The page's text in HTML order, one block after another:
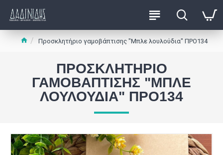
Προσκλητήριο γαμοβάπτισης "Μπλε λουλούδια" ΠΡΟ134
ΠΡΟΣΚΛΗΤΉΡΙΟ
ΓΑΜΟΒΆΠΤΙΣΗΣ "ΜΠΛΕ
ΛΟΥΛΟΎΔΙΑ" ΠΡΟ134